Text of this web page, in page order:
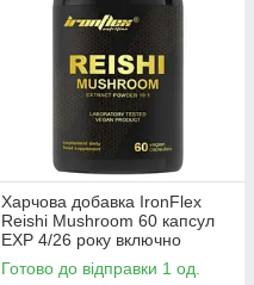
Харчова добавка IronFlex
Reishi Mushroom 60 капсул
EXP 4/26 року включно
Готово до відправки 1 од.